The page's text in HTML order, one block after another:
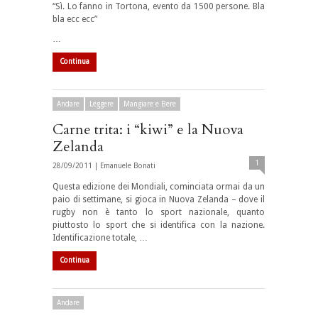
“Sì. Lo fanno in Tortona, evento da 1500 persone. Bla
bla ecc ecc”
Continua
Andare Leggere Mangiare e Bere
Carne trita: i “kiwi” e la Nuova
Zelanda
28/09/2011 | Emanuele Bonati 1
Questa edizione dei Mondiali, cominciata ormai da un
paio di settimane, si gioca in Nuova Zelanda – dove il
rugby non è tanto lo sport nazionale, quanto
piuttosto lo sport che si identifica con la nazione.
Identificazione totale, …
Continua
Andare